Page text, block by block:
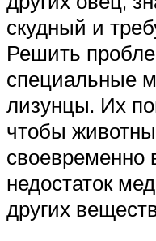
скудный и
Решить
специальные
лизунцы. Их
чтобы
своевременно
недостаток
других